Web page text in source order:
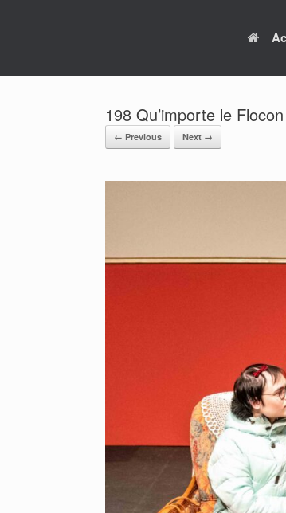
198 Qu’importe le
← Previous Next →